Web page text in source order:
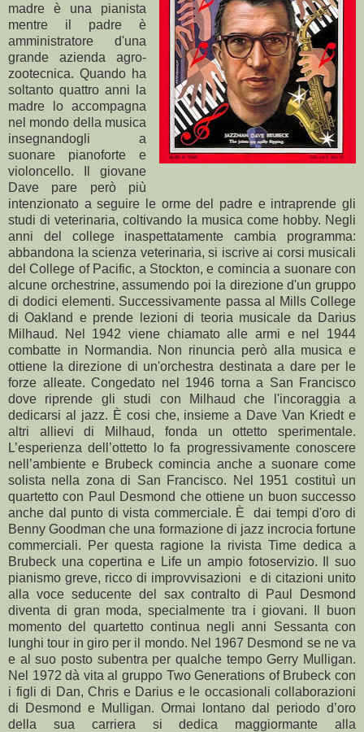
madre è una pianista
mentre il padre è
amministratore d'una
grande azienda agro-
zootecnica. Quando ha
soltanto quattro anni la
madre lo accompagna
nel mondo della musica
insegnandogli a
suonare pianoforte e
violoncello. Il giovane
Dave pare però più
intenzionato a seguire le orme del padre e intraprende gli
studi di veterinaria, coltivando la musica come hobby. Negli
anni del college inaspettatamente cambia programma:
abbandona la scienza veterinaria, si iscrive ai corsi musicali
del College of Pacific, a Stockton, e comincia a suonare con
alcune orchestrine, assumendo poi la direzione d'un gruppo
di dodici elementi. Successivamente passa al Mills College
di Oakland e prende lezioni di teoria musicale da Darius
Milhaud. Nel 1942 viene chiamato alle armi e nel 1944
combatte in Normandia. Non rinuncia però alla musica e
ottiene la direzione di un'orchestra destinata a dare per le
forze alleate. Congedato nel 1946 torna a San Francisco
dove riprende gli studi con Milhaud che l'incoraggia a
dedicarsi al jazz. È cosi che, insieme a Dave Van Kriedt e
altri allievi di Milhaud, fonda un ottetto sperimentale.
L’esperienza dell’ottetto lo fa progressivamente conoscere
nell’ambiente e Brubeck comincia anche a suonare come
solista nella zona di San Francisco. Nel 1951 costituì un
quartetto con Paul Desmond che ottiene un buon successo
anche dal punto di vista commerciale. È dai tempi d'oro di
Benny Goodman che una formazione di jazz incrocia fortune
commerciali. Per questa ragione la rivista Time dedica a
Brubeck una copertina e Life un ampio fotoservizio. Il suo
pianismo greve, ricco di improvvisazioni
e di citazioni unito
alla voce seducente del sax contralto di Paul Desmond
diventa di gran moda, specialmente tra i giovani. Il buon
momento del quartetto continua negli anni Sessanta con
lunghi tour in giro per il mondo. Nel 1967 Desmond se ne va
e al suo posto subentra per qualche tempo Gerry Mulligan.
Nel 1972 dà vita al gruppo Two Generations of Brubeck con
i figli di Dan, Chris e Darius e le occasionali collaborazioni
di Desmond e Mulligan. Ormai lontano dal periodo d’oro
della sua carriera si dedica maggiormante alla